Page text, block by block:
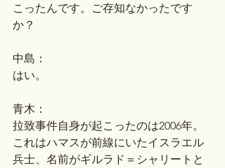
こったんです。ご存知なかったです
か？
中島：
はい。
青木：
拉致事件自身が起こったのは2006年。
これはハマスが前線にいたイスラエル
兵士、名前がギルラド＝シャリートと